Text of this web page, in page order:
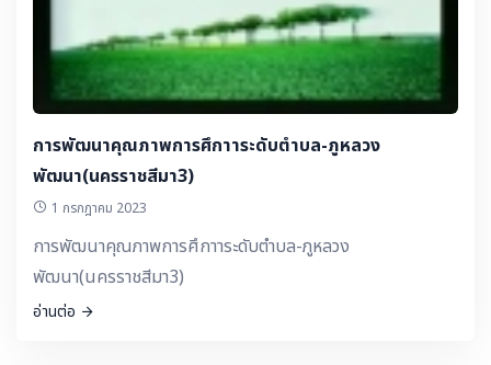
การพัฒนาคุณภาพการศึกาาระดับตำบล-ภูหลวง
พัฒนา(นครราชสีมา3)
1 กรกฎาคม 2023
การพัฒนาคุณภาพการศึกาาระดับตำบล-ภูหลวง
พัฒนา(นครราชสีมา3)
อ่านต่อ